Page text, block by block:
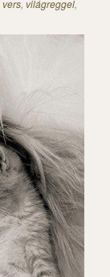
vers, világreggel,